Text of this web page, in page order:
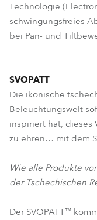
Technologie
schwingungsfreies
bei Pan- und
SVOPATT
Die ikonische
Beleuchtungswelt
inspiriert hat, dieses
zu ehren… mit dem
Wie alle Produkte
der Tschechischen
Der SVOPATT™